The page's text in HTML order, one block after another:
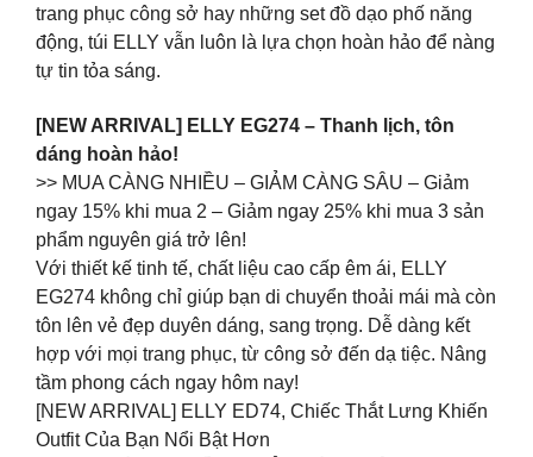
trang phục công sở hay những set đồ dạo phố năng
động, túi ELLY vẫn luôn là lựa chọn hoàn hảo để nàng
tự tin tỏa sáng.
[NEW ARRIVAL] ELLY EG274 – Thanh lịch, tôn
dáng hoàn hảo!
>> MUA CÀNG NHIỀU – GIẢM CÀNG SÂU – Giảm
ngay 15% khi mua 2 – Giảm ngay 25% khi mua 3 sản
phẩm nguyên giá trở lên!
Với thiết kế tinh tế, chất liệu cao cấp êm ái, ELLY
EG274 không chỉ giúp bạn di chuyển thoải mái mà còn
tôn lên vẻ đẹp duyên dáng, sang trọng. Dễ dàng kết
hợp với mọi trang phục, từ công sở đến dạ tiệc. Nâng
tầm phong cách ngay hôm nay!
[NEW ARRIVAL] ELLY ED74, Chiếc Thắt Lưng Khiến
Outfit Của Bạn Nổi Bật Hơn